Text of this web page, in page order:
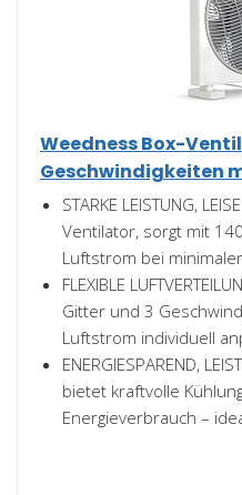
Weedness Box-
Geschwindigkeiten
STARKE LEISTUNG,
Ventilator, sorgt mit
Luftstrom bei
FLEXIBLE
Gitter und 3
Luftstrom individuell
ENERGIESPAREND,
bietet kraftvolle
Energieverbrauch –